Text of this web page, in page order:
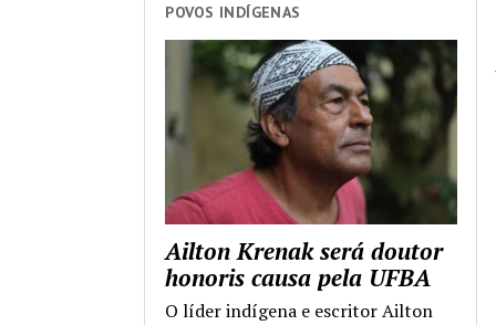
POVOS INDÍGENAS
Ailton Krenak será doutor
honoris causa pela UFBA
O líder indígena e escritor Ailton